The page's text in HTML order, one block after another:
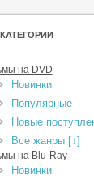
КАТЕГОРИИ
на DVD
Новинки
Популярные
Новые
Все жанры [↓]
на Blu-Ray
Новинки